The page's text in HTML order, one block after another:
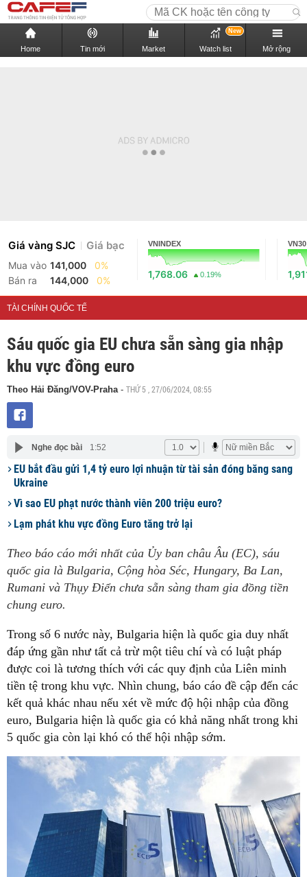
Home Tin mới Market Watch list
New
Mở rộng
Giá vàng SJC Giá bạc
Mua vào 141,000
0%
Bán ra
144,000 0%
VNINDEX
1,768.06 0.19%
VN30
TÀI CHÍNH QUỐC TẾ
Sáu quốc gia EU chưa sẵn sàng gia nhập
khu vực đồng euro
Theo Hải Đăng/VOV-Praha- THỨ 5 , 27/06/2024, 08:55
Nghe đọc bài 1:52
EU bắt đầu gửi 1,4 tỷ euro lợi nhuận từ tài sản đóng băng sang
Ukraine
Vì sao EU phạt nước thành viên 200 triệu euro?
Lạm phát khu vực đồng Euro tăng trở lại
Theo báo cáo mới nhất của Ủy ban châu Âu (EC), sáu
quốc gia là Bulgaria, Cộng hòa Séc, Hungary, Ba Lan,
Rumani và Thụy Điển chưa sẵn sàng tham gia đồng tiền
chung euro.
Trong số 6 nước này, Bulgaria hiện là quốc gia duy nhất
đáp ứng gần như tất cả trừ một tiêu chí và có luật pháp
được coi là tương thích với các quy định của Liên minh
tiền tệ trong khu vực. Nhìn chung, báo cáo đề cập đến các
kết quả khác nhau nếu xét về mức độ hội nhập của đồng
euro, Bulgaria hiện là quốc gia có khả năng nhất trong khi
5 quốc gia còn lại khó có thể hội nhập sớm.